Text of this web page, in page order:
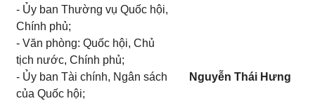
- Ủy ban Thường vụ Quốc hội,
Chính phủ;
- Văn phòng: Quốc hội, Chủ
tịch nước, Chính phủ;
- Ủy ban Tài chính, Ngân sách
của Quốc hội;
Nguyễn Thái Hưng